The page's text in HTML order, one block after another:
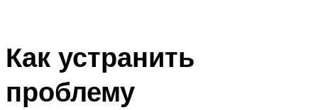
Как устранить
проблему